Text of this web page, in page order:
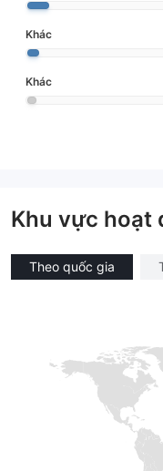
Khác
Khác
Khu vực hoạt
Theo quốc gia